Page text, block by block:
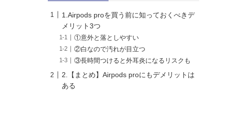
1.Airpods proを買う前に知っておくべきデ
メリット3つ
①意外と落としやすい
②白なので汚れが目立つ
③長時間つけると外耳炎になるリスクも
2.【まとめ】Airpods proにもデメリットは
ある